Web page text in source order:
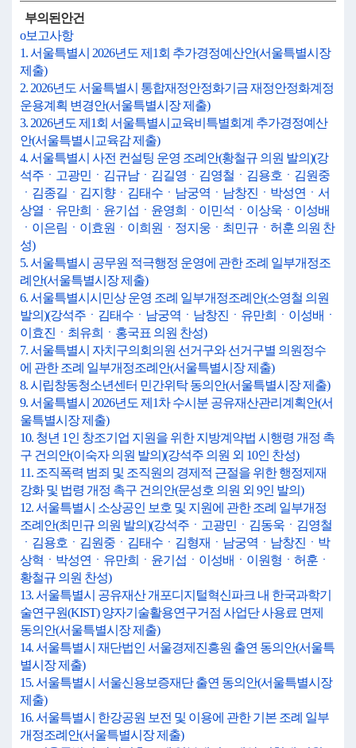
부의된안건
o보고사항
1. 서울특별시 2026년도 제1회 추가경정예산안(서울특별시장
제출)
2. 2026년도 서울특별시 통합재정안정화기금 재정안정화계정
운용계획 변경안(서울특별시장 제출)
3. 2026년도 제1회 서울특별시교육비특별회계 추가경정예산
안(서울특별시교육감 제출)
4. 서울특별시 사전 컨설팅 운영 조례안(황철규 의원 발의)(강
석주ㆍ고광민ㆍ김규남ㆍ김길영ㆍ김영철ㆍ김용호ㆍ김원중
ㆍ김종길ㆍ김지향ㆍ김태수ㆍ남궁역ㆍ남창진ㆍ박성연ㆍ서
상열ㆍ유만희ㆍ윤기섭ㆍ윤영희ㆍ이민석ㆍ이상욱ㆍ이성배
ㆍ이은림ㆍ이효원ㆍ이희원ㆍ정지웅ㆍ최민규ㆍ허훈 의원 찬
성)
5. 서울특별시 공무원 적극행정 운영에 관한 조례 일부개정조
례안(서울특별시장 제출)
6. 서울특별시시민상 운영 조례 일부개정조례안(소영철 의원
발의)(강석주ㆍ김태수ㆍ남궁역ㆍ남창진ㆍ유만희ㆍ이성배ㆍ
이효진ㆍ최유희ㆍ홍국표 의원 찬성)
7. 서울특별시 자치구의회의원 선거구와 선거구별 의원정수
에 관한 조례 일부개정조례안(서울특별시장 제출)
8. 시립창동청소년센터 민간위탁 동의안(서울특별시장 제출)
9. 서울특별시 2026년도 제1차 수시분 공유재산관리계획안(서
울특별시장 제출)
10. 청년 1인 창조기업 지원을 위한 지방계약법 시행령 개정 촉
구 건의안(이숙자 의원 발의)(강석주 의원 외 10인 찬성)
11. 조직폭력 범죄 및 조직원의 경제적 근절을 위한 행정제재
강화 및 법령 개정 촉구 건의안(문성호 의원 외 9인 발의)
12. 서울특별시 소상공인 보호 및 지원에 관한 조례 일부개정
조례안(최민규 의원 발의)(강석주ㆍ고광민ㆍ김동욱ㆍ김영철
ㆍ김용호ㆍ김원중ㆍ김태수ㆍ김형재ㆍ남궁역ㆍ남창진ㆍ박
상혁ㆍ박성연ㆍ유만희ㆍ윤기섭ㆍ이성배ㆍ이원형ㆍ허훈ㆍ
황철규 의원 찬성)
13. 서울특별시 공유재산 개포디지털혁신파크 내 한국과학기
술연구원(KIST) 양자기술활용연구거점 사업단 사용료 면제
동의안(서울특별시장 제출)
14. 서울특별시 재단법인 서울경제진흥원 출연 동의안(서울특
별시장 제출)
15. 서울특별시 서울신용보증재단 출연 동의안(서울특별시장
제출)
16. 서울특별시 한강공원 보전 및 이용에 관한 기본 조례 일부
개정조례안(서울특별시장 제출)